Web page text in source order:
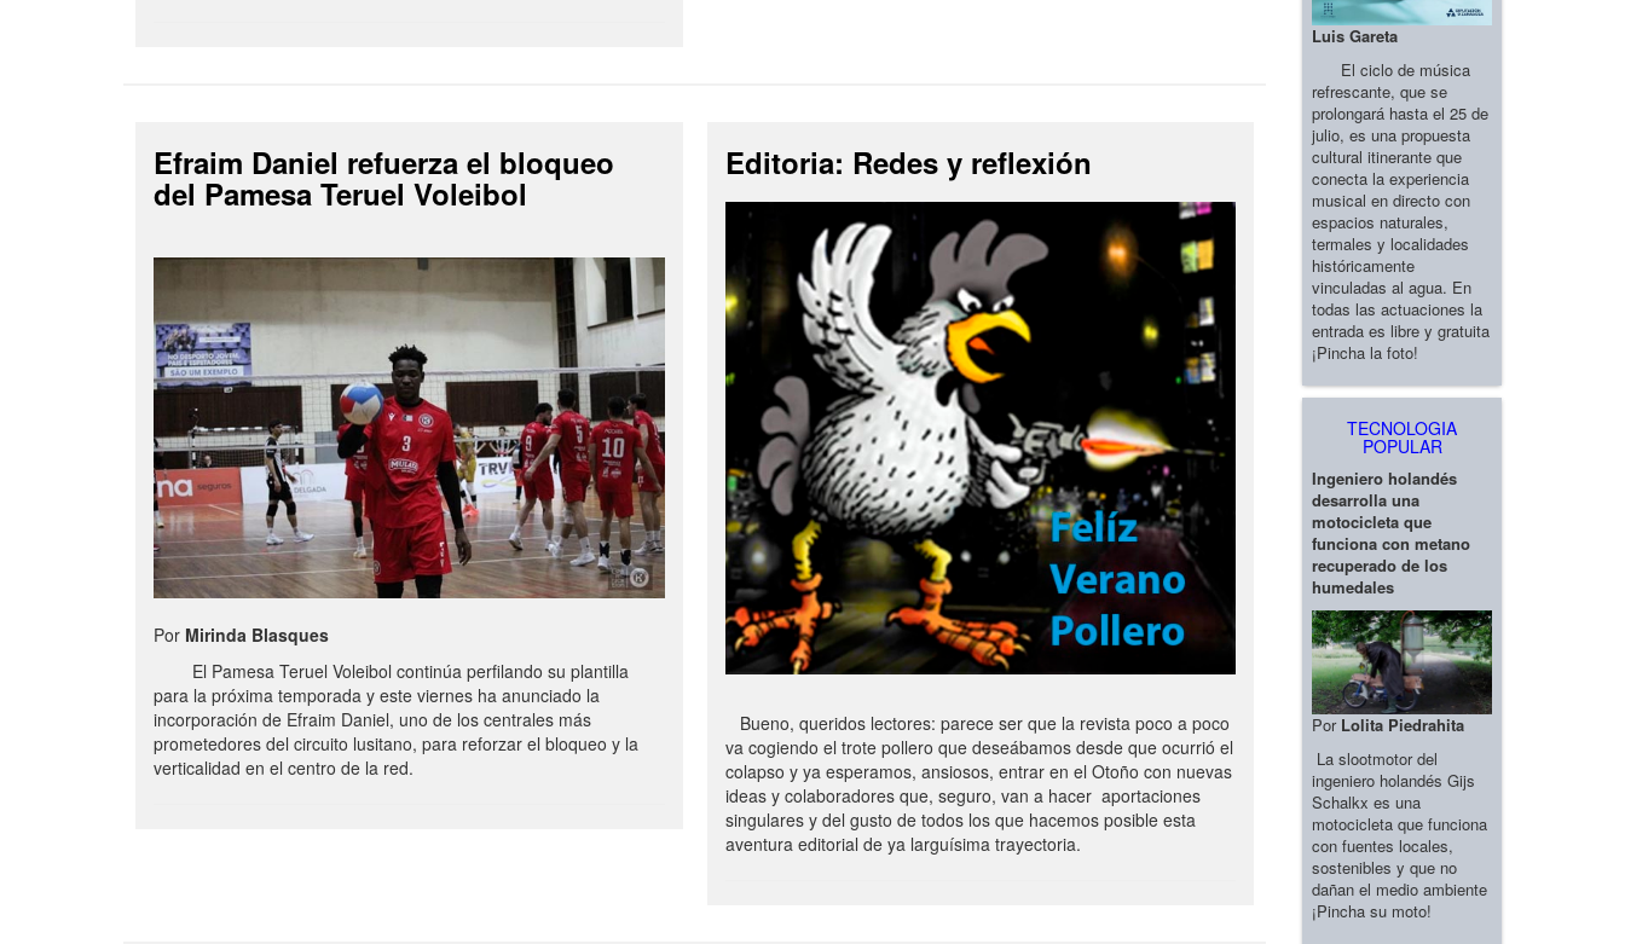
Efraim Daniel refuerza el bloqueo
del Pamesa Teruel Voleibol
Por Mirinda Blasques
El Pamesa Teruel Voleibol continúa perfilando su plantilla
para la próxima temporada y este viernes ha anunciado la
incorporación de Efraim Daniel, uno de los centrales más
prometedores del circuito lusitano, para reforzar el bloqueo y la
verticalidad en el centro de la red.
Editoria: Redes y reflexión
Bueno, queridos lectores: parece ser que la revista poco a poco
va cogiendo el trote pollero que deseábamos desde que ocurrió el
colapso y ya esperamos, ansiosos, entrar en el Otoño con nuevas
ideas y colaboradores que, seguro, van a hacer aportaciones
singulares y del gusto de todos los que hacemos posible esta
aventura editorial de ya larguísima trayectoria.
Luis Gareta
El ciclo de música
refrescante, que se
prolongará hasta el 25 de
julio, es una propuesta
cultural itinerante que
conecta la experiencia
musical en directo con
espacios naturales,
termales y localidades
históricamente
vinculadas al agua. En
todas las actuaciones la
entrada es libre y gratuita
¡Pincha la foto!
TECNOLOGIA
POPULAR
Ingeniero holandés
desarrolla una
motocicleta que
funciona con metano
recuperado de los
humedales
Por Lolita Piedrahita
La slootmotor del
ingeniero holandés Gijs
Schalkx es una
motocicleta que funciona
con fuentes locales,
sostenibles y que no
dañan el medio ambiente
¡Pincha su moto!